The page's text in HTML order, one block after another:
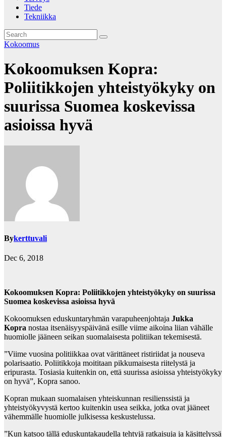
Tiede
Tekniikka
Kokoomus
Kokoomuksen Kopra:
Poliitikkojen yhteistyökyky on
suurissa Suomea koskevissa
asioissa hyvä
Bykerttuvali
Dec 6, 2018
Kokoomuksen Kopra: Poliitikkojen yhteistyökyky on suurissa
Suomea koskevissa asioissa hyvä
Kokoomuksen eduskuntaryhmän varapuheenjohtaja Jukka
Kopra nostaa itsenäisyyspäivänä esille viime aikoina liian vähälle
huomiolle jääneen seikan suomalaisesta politiikan tekemisestä.
”Viime vuosina politiikkaa ovat värittäneet ristiriidat ja nouseva
polarisaatio. Poliitikkoja moititaan pikkumaisesta riitelystä ja
eripurasta. Tosiasia kuitenkin on, että suurissa asioissa yhteistyökyky
on hyvä”, Kopra sanoo.
Kopran mukaan suomalaisen yhteiskunnan resilienssistä ja
yhteistyökyvystä kertoo kuitenkin usea seikka, jotka ovat jääneet
vähemmälle huomiolle julkisessa keskustelussa.
”Kun katsoo tällä eduskuntakaudella tehtyjä ratkaisuja ja käsittelyssä